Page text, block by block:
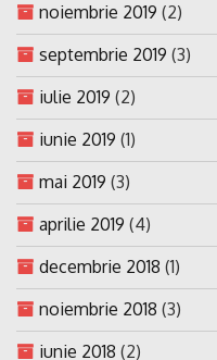
noiembrie 2019 (2)
septembrie 2019 (3)
iulie 2019 (2)
iunie 2019 (1)
mai 2019 (3)
aprilie 2019 (4)
decembrie 2018 (1)
noiembrie 2018 (3)
iunie 2018 (2)